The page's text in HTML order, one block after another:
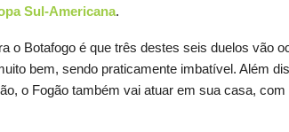
Sul-Americana.
o Botafogo é que três destes seis duelos vão
bem, sendo praticamente imbatível. Além
o Fogão também vai atuar em sua casa,